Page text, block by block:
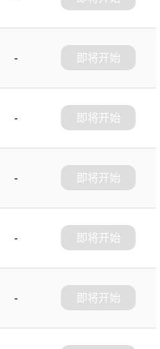
-
即将开始
-
即将开始
-
即将开始
-
即将开始
-
即将开始